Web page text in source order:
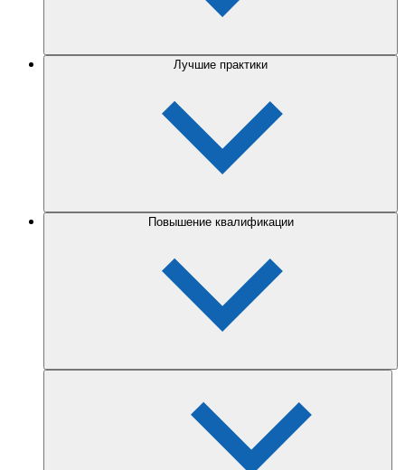
Лучшие практики
Повышение квалификации